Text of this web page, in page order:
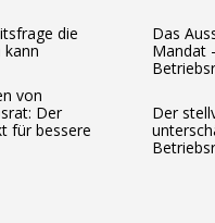
die
kann
von
Der
für bessere
Das
Mandat
Der